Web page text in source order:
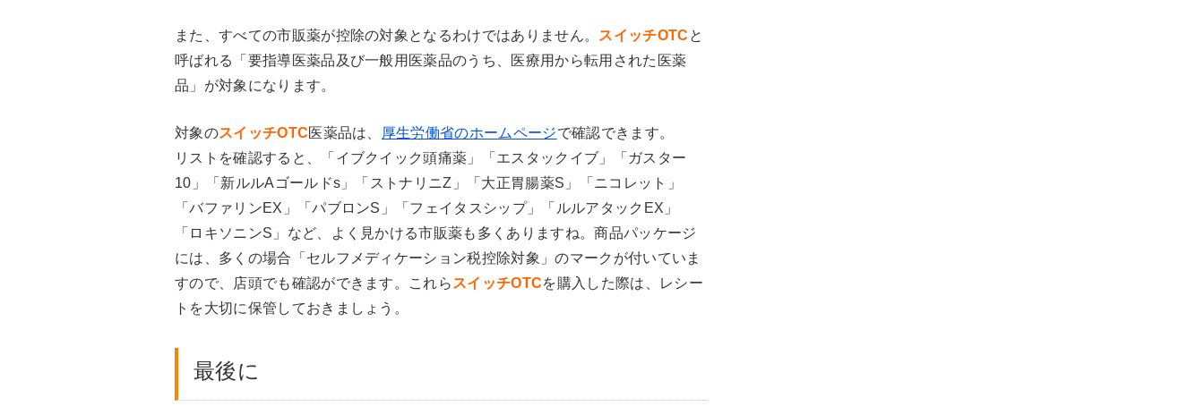
また、すべての市販薬が控除の対象となるわけではありません。 スイッチOTC と
呼ばれる「要指導医薬品及び一般用医薬品のうち、医療用から転用された医薬
品」が対象になります。
対象のスイッチOTC医薬品は、 厚生労働省のホームページで確認できます。
リストを確認すると、「イブクイック頭痛薬」「エスタックイブ」「ガスター
10」「新ルルAゴールドs」「ストナリニZ」「大正胃腸薬S」「ニコレット」
「バファリンEX」「パブロンS」「フェイタスシップ」「ルルアタックEX」
「ロキソニンS」など、よく見かける市販薬も多くありますね。商品パッケージ
には、多くの場合「セルフメディケーション税控除対象」のマークが付いていま
すので、店頭でも確認ができます。これら スイッチOTCを購入した際は、レシー
トを大切に保管しておきましょう。
最後に